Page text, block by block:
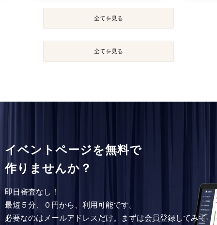
全てを見る
全てを見る
イベントページを無料で
作りませんか？
即日審査なし！
最短５分、０円から、利用可能です。
必要なのはメールアドレスだけ。まずは会員登録してみて